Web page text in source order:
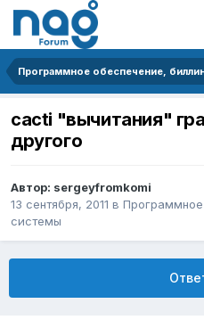
Программное обеспечение,
cacti "вычитания"
другого
Автор: sergeyfromkomi
13 сентября, 2011 в
системы